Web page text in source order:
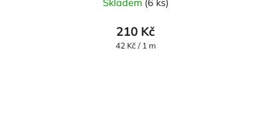
Skladem (6 ks)
210 Kč
Měrná
42 Kč / 1 m